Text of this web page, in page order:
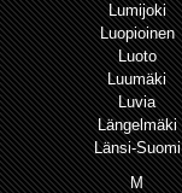
Lumijoki
Luopioinen
Luoto
Luumäki
Luvia
Längelmäki
Länsi-Suomi
M